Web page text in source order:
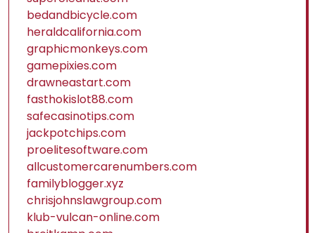
bedandbicycle.com
heraldcalifornia.com
graphicmonkeys.com
gamepixies.com
drawneastart.com
fasthokislot88.com
safecasinotips.com
jackpotchips.com
proelitesoftware.com
allcustomercarenumbers.com
familyblogger.xyz
chrisjohnslawgroup.com
klub-vulcan-online.com